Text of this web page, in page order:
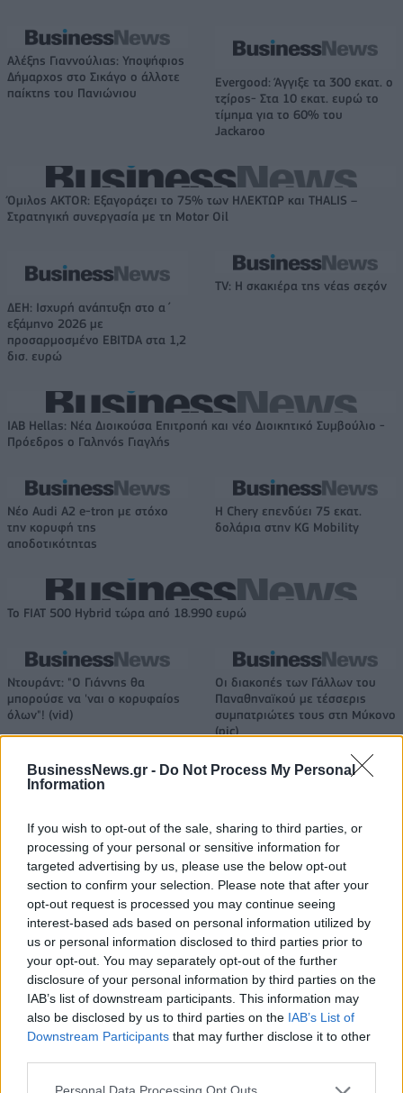
BusinessNews.gr - Do Not Process My Personal
Information
If you wish to opt-out of the sale, sharing to third parties, or
processing of your personal or sensitive information for
targeted advertising by us, please use the below opt-out
section to confirm your selection. Please note that after your
opt-out request is processed you may continue seeing
interest-based ads based on personal information utilized by
us or personal information disclosed to third parties prior to
your opt-out. You may separately opt-out of the further
disclosure of your personal information by third parties on the
IAB’s list of downstream participants. This information may
also be disclosed by us to third parties on the IAB’s List of
Downstream Participants that may further disclose it to other
Αλέξης Γιαννούλιας: Υποψήφιος
Δήμαρχος στο Σικάγο ο άλλοτε
παίκτης του Πανιώνιου
Evergood: Άγγιξε τα 300 εκατ. ο
τζίρος- Στα 10 εκατ. ευρώ το
τίμημα για το 60% του
Jackaroo
Όμιλος AKTOR: Εξαγοράζει το 75% των ΗΛΕΚΤΩΡ και THALIS –
Στρατηγική συνεργασία με τη Motor Oil
ΔΕΗ: Ισχυρή ανάπτυξη στο α΄
εξάμηνο 2026 με
προσαρμοσμένο EBITDA στα 1,2
δισ. ευρώ
TV: Η σκακιέρα της νέας σεζόν
IAB Hellas: Νέα Διοικούσα Επιτροπή και νέο Διοικητικό Συμβούλιο -
Πρόεδρος ο Γαληνός Γιαγλής
Νέο Audi A2 e-tron με στόχο
την κορυφή της
αποδοτικότητας
Η Chery επενδύει 75 εκατ.
δολάρια στην KG Mobility
Το FIAT 500 Hybrid τώρα από 18.990 ευρώ
Ντουράντ: "Ο Γιάννης θα
μπορούσε να 'ναι ο κορυφαίος
όλων"! (vid)
Οι διακοπές των Γάλλων του
Παναθηναϊκού με τέσσερις
συμπατριώτες τους στη Μύκονο
(pic)
Coca-Cola HBC: Άνοδος 11,4%
στα καθαρά κέρδη του α΄
εξαμήνου – Στα 524,4 εκατ.
ευρώ
Cenergy Holdings: Άνοδος 45%
στα καθαρά κέρδη του α΄
εξαμήνου, στα 138 εκατ. ευρώ
Η συμφωνία Arval-Athlon αναδιαμορφώνει την αγορά leasing